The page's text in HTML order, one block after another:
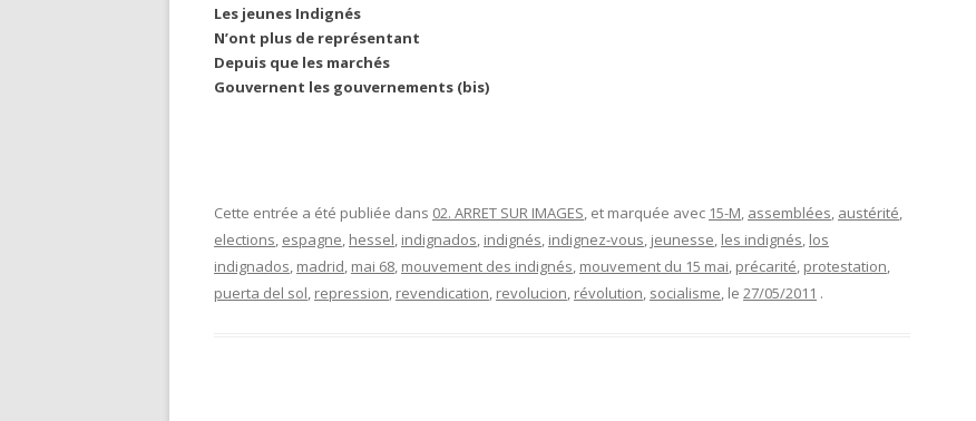
Les jeunes Indignés
N’ont plus de représentant
Depuis que les marchés
Gouvernent les gouvernements (bis)
Cette entrée a été publiée dans 02. ARRET SUR IMAGES, et marquée avec 15-M, assemblées, austérité,
elections, espagne, hessel, indignados, indignés, indignez-vous, jeunesse, les indignés, los
indignados, madrid, mai 68, mouvement des indignés, mouvement du 15 mai, précarité, protestation,
puerta del sol, repression, revendication, revolucion, révolution, socialisme, le 27/05/2011 .